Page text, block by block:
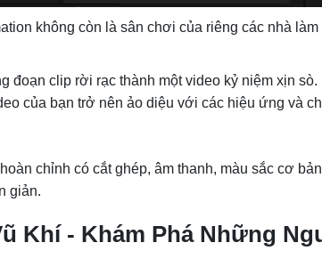
không còn là sân chơi của riêng các nhà làm
đoạn clip rời rạc thành một video kỷ niệm xịn sò.
của bạn trở nên ảo diệu với các hiệu ứng và
chỉnh có cắt ghép, âm thanh, màu sắc cơ
giản.
Khí - Khám Phá Những